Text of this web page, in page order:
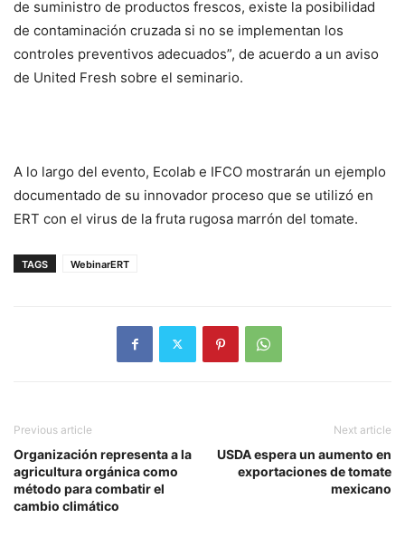
de suministro de productos frescos, existe la posibilidad
de contaminación cruzada si no se implementan los
controles preventivos adecuados”, de acuerdo a un aviso
de United Fresh sobre el seminario.
A lo largo del evento, Ecolab e IFCO mostrarán un ejemplo
documentado de su innovador proceso que se utilizó en
ERT con el virus de la fruta rugosa marrón del tomate.
TAGS WebinarERT
Previous article
Organización representa a la
agricultura orgánica como
método para combatir el
cambio climático
Next article
USDA espera un aumento en
exportaciones de tomate
mexicano